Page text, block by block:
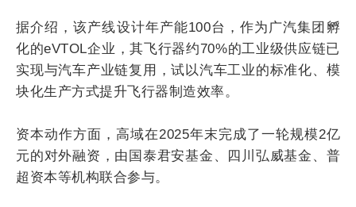
据介绍，该产线设计年产能100台，作为广汽集团孵
化的eVTOL企业，其飞行器约70%的工业级供应链已
实现与汽车产业链复用，试以汽车工业的标准化、模
块化生产方式提升飞行器制造效率。
资本动作方面，高域在2025年末完成了一轮规模2亿
元的对外融资，由国泰君安基金、四川弘威基金、普
超资本等机构联合参与。